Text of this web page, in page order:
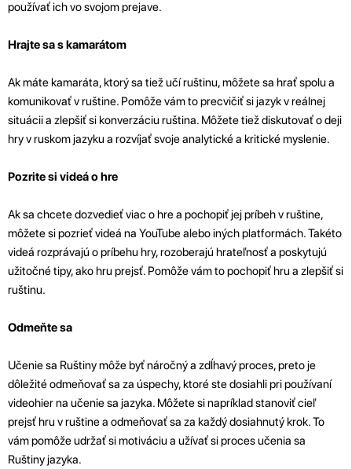
používať ich vo svojom prejave.
Hrajte sa s kamarátom
Ak máte kamaráta, ktorý sa tiež učí ruštinu, môžete sa hrať spolu a
komunikovať v ruštine. Pomôže vám to precvičiť si jazyk v reálnej
situácii a zlepšiť si konverzáciu ruština. Môžete tiež diskutovať o deji
hry v ruskom jazyku a rozvíjať svoje analytické a kritické myslenie.
Pozrite si videá o hre
Ak sa chcete dozvedieť viac o hre a pochopiť jej príbeh v ruštine,
môžete si pozrieť videá na YouTube alebo iných platformách. Takéto
videá rozprávajú o príbehu hry, rozoberajú hrateľnosť a poskytujú
užitočné tipy, ako hru prejsť. Pomôže vám to pochopiť hru a zlepšiť si
ruštinu.
Odmeňte sa
Učenie sa Ruštiny môže byť náročný a zdĺhavý proces, preto je
dôležité odmeňovať sa za úspechy, ktoré ste dosiahli pri používaní
videohier na učenie sa jazyka. Môžete si napríklad stanoviť cieľ
prejsť hru v ruštine a odmeňovať sa za každý dosiahnutý krok. To
vám pomôže udržať si motiváciu a užívať si proces učenia sa
Ruštiny jazyka.